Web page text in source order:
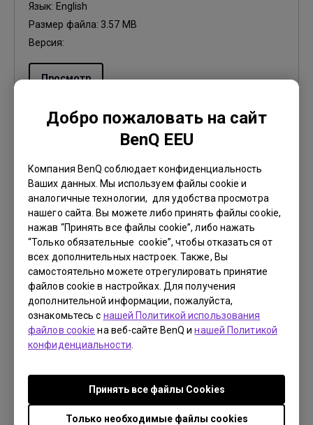
Добро пожаловать на сайт
BenQ EEU
Компания BenQ соблюдает конфиденциальность
Ваших данных. Мы используем файлы cookie и
аналогичные технологии, для удобства просмотра
нашего сайта. Вы можете либо принять файлы cookie,
нажав “Принять все файлы cookie”, либо нажать
“Только обязательные cookie”, чтобы отказаться от
всех дополнительных настроек. Также, Вы
самостоятельно можете отрегулировать принятие
файлов cookie в настройках. Для получения
дополнительной информации, пожалуйста,
ознакомьтесь с нашей Политикой использования
файлов cookie на веб-сайте BenQ инашей Политикой
конфиденциальности
Только необходимые файлы cookies
Принять все файлы Сookies
Язык: English
Размер файла: 3.57 MB
Версия:
Просмотр
Руководство пользователя
Installation Guide
Обновить:2017/10/17
Язык:English
Размер файла:2.03 MB
Версия:
Просмотр
Руководство пользователя
Руководство пользователя